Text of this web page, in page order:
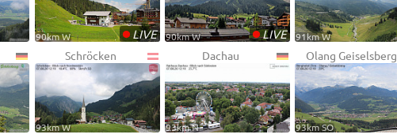
•LIVE
90km W •LIVE
90km W 91km W
Schröcken
93km W
Dachau
93km N
Olang Geiselsberg
93km SO